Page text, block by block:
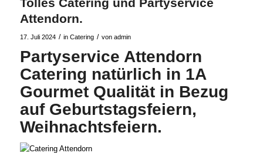
Attendorn.
17. Juli 2024 / in Catering / von admin
Partyservice Attendorn
Catering natürlich in 1A
Gourmet Qualität in Bezug
auf Geburtstagsfeiern,
Weihnachtsfeiern.